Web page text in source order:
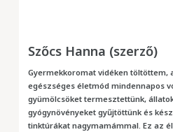
Szőcs Hanna (szerző)
Gyermekkoromat vidéken töltöttem,
egészséges életmód mindennapos
gyümölcsöket termesztettünk,
gyógynövényeket gyűjtöttünk és
tinktúrákat nagymamámmal. Ez az